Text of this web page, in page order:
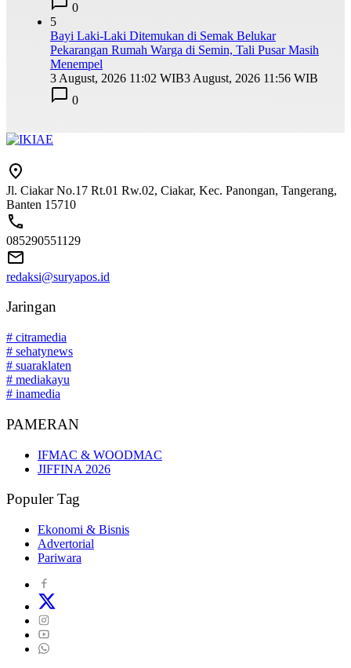
0
5
Bayi Laki-Laki Ditemukan di Semak Belukar
Pekarangan Rumah Warga di Semin, Tali Pusar Masih
Menempel
3 August, 2026 11:02 WIB3 August, 2026 11:56 WIB
0
Jl. Ciakar No.17 Rt.01 Rw.02, Ciakar, Kec. Panongan, Tangerang,
Banten 15710
085290551129
redaksi@suryapos.id
Jaringan
# citramedia
# sehatynews
# suaraklaten
# mediakayu
# inamedia
PAMERAN
IFMAC & WOODMAC
JIFFINA 2026
Populer Tag
Ekonomi & Bisnis
Advertorial
Pariwara